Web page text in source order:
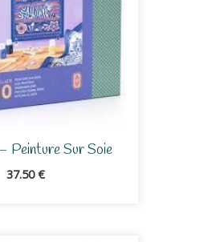
Peinture Sur Soie
37.50€